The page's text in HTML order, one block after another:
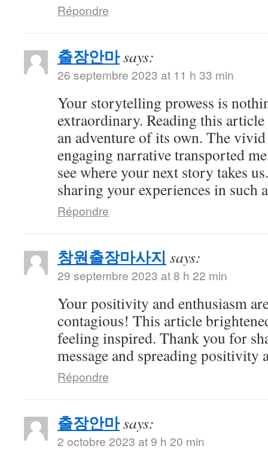
Répondre
출장안마says:
26 septembre 2023 at 11 h 33 min
Your storytelling prowess is
extraordinary. Reading this
an adventure of its own. The
engaging narrative transported
see where your next story takes
sharing your experiences in such
Répondre
창원출장마사지 says:
29 septembre 2023 at 8 h 22 min
Your positivity and enthusiasm
contagious! This article
feeling inspired. Thank you for
message and spreading positivity
Répondre
출장안마says:
2 octobre 2023 at 9 h 20 min